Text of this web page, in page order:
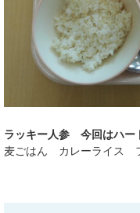
ラッキー人参 今回はハー
麦ごはん カレーライス